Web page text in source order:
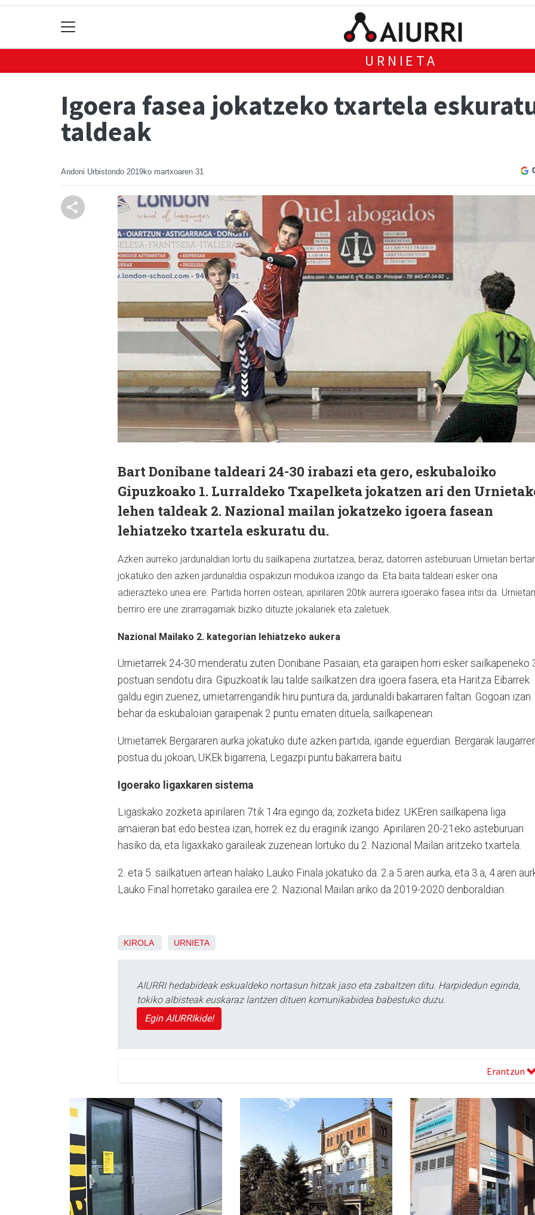
URNIETA
Igoera fasea jokatzeko txartela
taldeak
Andoni Urbistondo 2019ko martxoaren 31
Bart Donibane taldeari 24-30 irabazi eta gero, eskubaloiko
Gipuzkoako 1. Lurraldeko Txapelketa jokatzen ari den
lehen taldeak 2. Nazional mailan jokatzeko igoera fasean
lehiatzeko txartela eskuratu du.
Azken aurreko jardunaldian lortu du sailkapena ziurtatzea, beraz, datorren asteburuan Urnietan
jokatuko den azken jardunaldia ospakizun modukoa izango da. Eta baita taldeari esker ona
adierazteko unea ere. Partida horren ostean, apirilaren 20tik aurrera igoerako fasea iritsi da. Urnietan
berriro ere une zirarragarriak biziko dituzte jokalariek eta zaletuek.
Nazional Mailako 2. kategorian lehiatzeko aukera
Urnietarrek 24-30 menderatu zuten Donibane Pasaian, eta garaipen horri esker sailkapeneko
postuan sendotu dira. Gipuzkoatik lau talde sailkatzen dira igoera fasera, eta Haritza Eibarrek
galdu egin zuenez, urnietarrengandik hiru puntura da, jardunaldi bakarraren faltan. Gogoan izan
behar da eskubaloian garaipenak 2 puntu ematen dituela, sailkapenean.
Urnietarrek Bergararen aurka jokatuko dute azken partida, igande eguerdian. Bergarak
postua du jokoan, UKEk bigarrena, Legazpi puntu bakarrera baitu.
Igoerako ligaxkaren sistema
Ligaskako zozketa apirilaren 7tik 14ra egingo da, zozketa bidez. UKEren sailkapena liga
amaieran bat edo bestea izan, horrek ez du eraginik izango. Apirilaren 20-21eko asteburuan
hasiko da, eta ligaxkako garaileak zuzenean lortuko du 2. Nazional Mailan aritzeko txartela.
2. eta 5. sailkatuen artean halako Lauko Finala jokatuko da: 2.a 5.aren aurka, eta 3.a, 4.aren
Lauko Final horretako garailea ere 2. Nazional Mailan ariko da 2019-2020 denboraldian.
KIROLA URNIETA
AIURRI hedabideak eskualdeko nortasun hitzak jaso eta zabaltzen ditu. Harpidedun eginda,
tokiko albisteak euskaraz lantzen dituen komunikabidea babestuko duzu.
Egin AIURRIkide!
Erantzun